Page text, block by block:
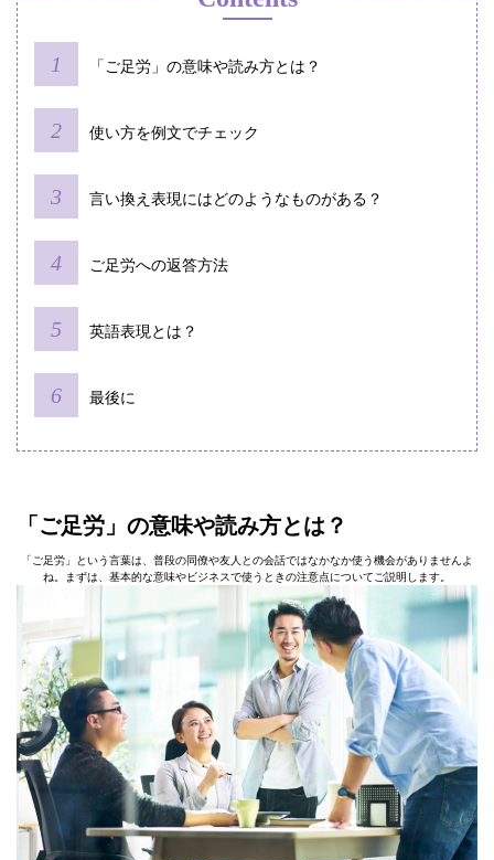
「ご足労」の意味や読み方とは？
使い方を例文でチェック
言い換え表現にはどのようなものがある？
ご足労への返答方法
英語表現とは？
最後に
「ご足労」の意味や読み方とは？
「ご足労」という言葉は、普段の同僚や友人との会話ではなかなか使う機会がありませんよ
ね。まずは、基本的な意味やビジネスで使うときの注意点についてご説明します。